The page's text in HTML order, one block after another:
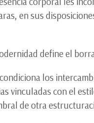
en sus
define el
los
vinculadas con el
de otra